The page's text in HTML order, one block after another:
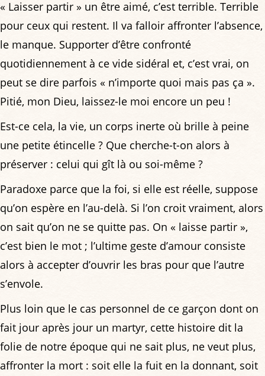
« Laisser partir » un être aimé, c’est terrible. Terrible
pour ceux qui restent. Il va falloir affronter l’absence,
le manque. Supporter d’être confronté
quotidiennement à ce vide sidéral et, c’est vrai, on
peut se dire parfois « n’importe quoi mais pas ça ».
Pitié, mon Dieu, laissez-le moi encore un peu !
Est-ce cela, la vie, un corps inerte où brille à peine
une petite étincelle ? Que cherche-t-on alors à
préserver : celui qui gît là ou soi-même ?
Paradoxe parce que la foi, si elle est réelle, suppose
qu’on espère en l’au-delà. Si l’on croit vraiment, alors
on sait qu’on ne se quitte pas. On « laisse partir »,
c’est bien le mot ; l’ultime geste d’amour consiste
alors à accepter d’ouvrir les bras pour que l’autre
s’envole.
Plus loin que le cas personnel de ce garçon dont on
fait jour après jour un martyr, cette histoire dit la
folie de notre époque qui ne sait plus, ne veut plus,
affronter la mort : soit elle la fuit en la donnant, soit